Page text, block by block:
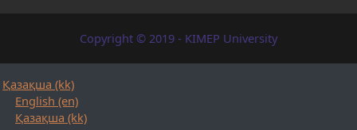
Copyright © 2019 - KIMEP University
Қазақша ‎(kk)‎
English ‎(en)‎
Қазақша ‎(kk)‎